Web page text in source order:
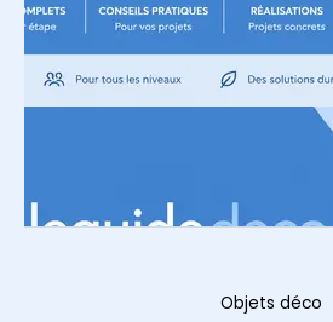
Objets déco